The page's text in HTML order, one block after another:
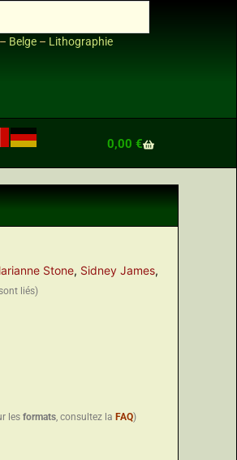
– Belge – Lithographie
0,00 €
Stone, Sidney James,
liés)
les formats, consultez la FAQ)